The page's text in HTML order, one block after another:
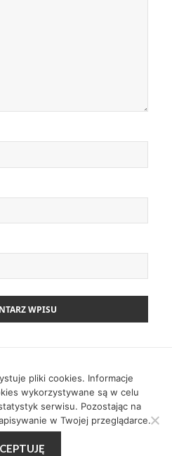
– 24.11.2025
08.12.2025
pliki cookies. Informacje
wykorzystywane są w celu
serwisu. Pozostając na
w Twojej przeglądarce.